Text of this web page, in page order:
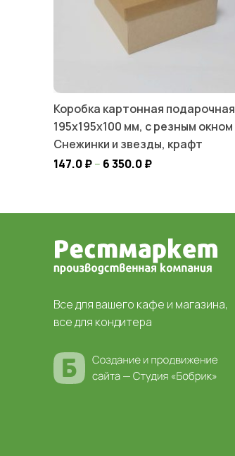
Коробка картонная подарочная
195х195х100 мм, с резным окном
Снежинки и звезды, крафт
147.0₽– 6 350.0₽
Все для вашего кафе и магазина,
все для кондитера